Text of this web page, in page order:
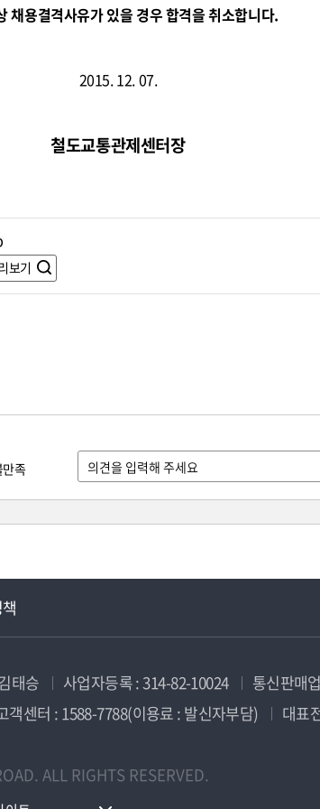
채용결격사유가 있을 경우 합격을 취소합니다.
2015. 12. 07.
철도교통관제센터장
보기
만족
태승 사업자등록 : 314-82-10024
통신판매
객센터 : 1588-7788(이용료 : 발신자부담)
대표
ALL RIGHTS RESERVED.